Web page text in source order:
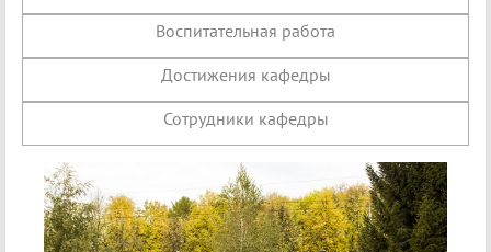
Воспитательная работа
Достижения кафедры
Сотрудники кафедры